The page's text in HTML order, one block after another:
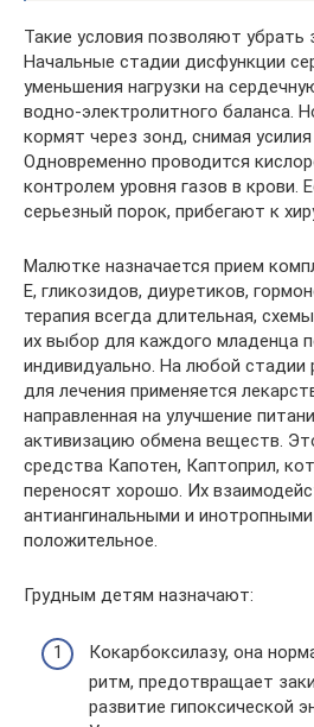
Такие условия позволяют убрать
Начальные стадии дисфункции
уменьшения нагрузки на
водно-электролитного баланса.
кормят через зонд, снимая усилия
Одновременно проводится
контролем уровня газов в крови.
серьезный порок, прибегают к
Малютке назначается прием
Е, гликозидов, диуретиков,
терапия всегда длительная,
их выбор для каждого младенца
индивидуально. На любой стадии
для лечения применяется
направленная на улучшение
активизацию обмена веществ.
средства Капотен, Каптоприл,
переносят хорошо. Их
антиангинальными и
положительное.
Грудным детям назначают:
Кокарбоксилазу, она
ритм, предотвращает
развитие гипоксической